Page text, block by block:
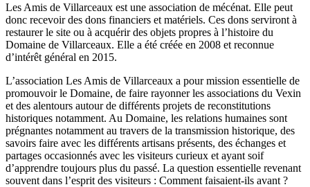
Les Amis de Villarceaux est une association de mécénat. Elle peut
donc recevoir des dons financiers et matériels. Ces dons serviront à
restaurer le site ou à acquérir des objets propres à l’histoire du
Domaine de Villarceaux. Elle a été créée en 2008 et reconnue
d’intérêt général en 2015.
L’association Les Amis de Villarceaux a pour mission essentielle de
promouvoir le Domaine, de faire rayonner les associations du Vexin
et des alentours autour de différents projets de reconstitutions
historiques notamment. Au Domaine, les relations humaines sont
prégnantes notamment au travers de la transmission historique, des
savoirs faire avec les différents artisans présents, des échanges et
partages occasionnés avec les visiteurs curieux et ayant soif
d’apprendre toujours plus du passé. La question essentielle revenant
souvent dans l’esprit des visiteurs : Comment faisaient-ils avant ?